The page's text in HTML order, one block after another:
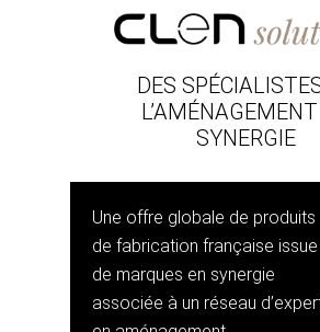
DES
SYNERGIE
Une offre globale de produits
de fabrication française issue
de marques en synergie
associée à un réseau